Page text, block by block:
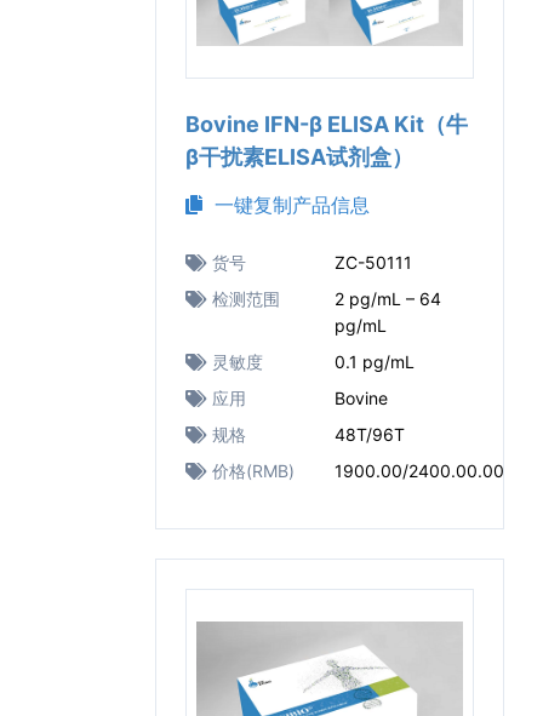
Bovine IFN-β ELISA Kit（牛
β干扰素ELISA试剂盒）
一键复制产品信息
货号
ZC-50111
检测范围
2 pg/mL – 64
pg/mL
灵敏度
0.1 pg/mL
应用
Bovine
规格
48T/96T
价格(RMB)
1900.00/2400.00.00